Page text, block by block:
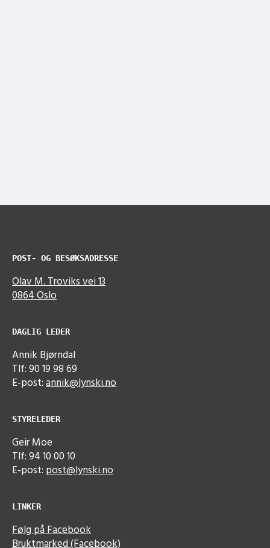
POST- OG BESØKSADRESSE
Olav M. Troviks vei 13
0864 Oslo
DAGLIG LEDER
Annik Bjørndal
Tlf: 90 19 98 69
E-post:annik@lynski.no
STYRELEDER
Geir Moe
Tlf: 94 10 00 10
E-post: post@lynski.no
LINKER
Følg på Facebook
Bruktmarked (Facebook)